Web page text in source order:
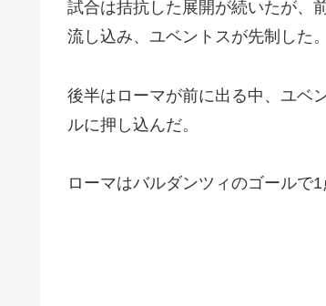
試合は拮抗した展開が続いたが、
流し込み、ユベントスが先制した。
後半はローマが前に出る中、ユベ
ルに押し込んだ。
ローマはバルダンツィのゴールで